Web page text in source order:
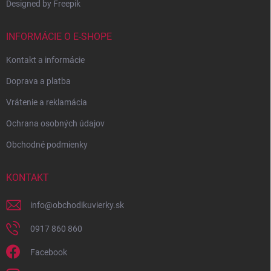
Designed by Freepik
INFORMÁCIE O E-SHOPE
Kontakt a informácie
Doprava a platba
Vrátenie a reklamácia
Ochrana osobných údajov
Obchodné podmienky
KONTAKT
info@obchodikuvierky.sk
0917 860 860
Facebook